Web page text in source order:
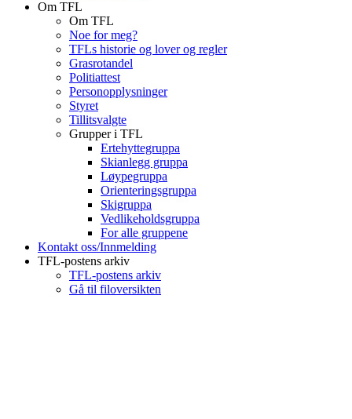
Om TFL
Om TFL
Noe for meg?
TFLs historie og lover og regler
Grasrotandel
Politiattest
Personopplysninger
Styret
Tillitsvalgte
Grupper i TFL
Ertehyttegruppa
Skianlegg gruppa
Løypegruppa
Orienteringsgruppa
Skigruppa
Vedlikeholdsgruppa
For alle gruppene
Kontakt oss/Innmelding
TFL-postens arkiv
TFL-postens arkiv
Gå til filoversikten